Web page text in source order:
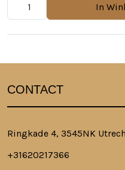
In
CONTACT
Ringkade 4, 3545NK
+31620217366